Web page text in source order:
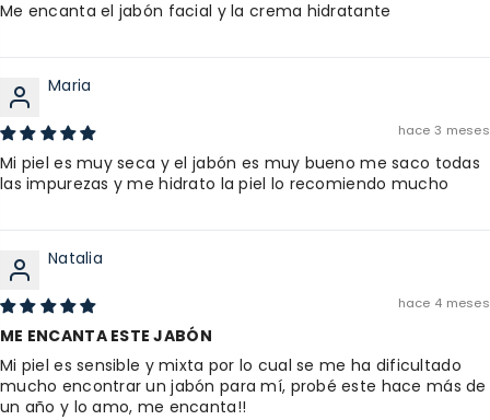
Me encanta el jabón facial y la crema hidratante
Maria
hace 3 meses
Mi piel es muy seca y el jabón es muy bueno me saco todas
las impurezas y me hidrato la piel lo recomiendo mucho
Natalia
hace 4 meses
ME ENCANTA ESTE JABÓN
Mi piel es sensible y mixta por lo cual se me ha dificultado
mucho encontrar un jabón para mí, probé este hace más de
un año y lo amo, me encanta!!